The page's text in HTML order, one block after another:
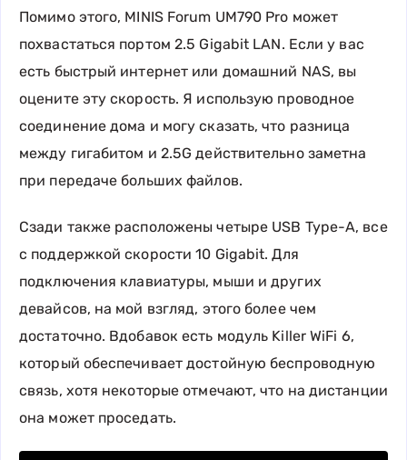
Помимо этого, MINIS Forum UM790 Pro может
похвастаться портом 2.5 Gigabit LAN. Если у вас
есть быстрый интернет или домашний NAS, вы
оцените эту скорость. Я использую проводное
соединение дома и могу сказать, что разница
между гигабитом и 2.5G действительно заметна
при передаче больших файлов.
Сзади также расположены четыре USB Type-A, все
с поддержкой скорости 10 Gigabit. Для
подключения клавиатуры, мыши и других
девайсов, на мой взгляд, этого более чем
достаточно. Вдобавок есть модуль Killer WiFi 6,
который обеспечивает достойную беспроводную
связь, хотя некоторые отмечают, что на дистанции
она может проседать.